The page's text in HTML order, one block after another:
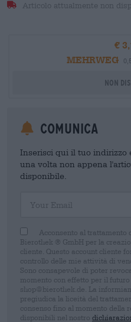
Articolo attualmente non
€
MEHRWEG
Non
Comunica
Inserisci qui il tuo indirizzo
una volta non appena
disponibile.
Acconsento al
Bierothek ® GmbH per la
cliente. Questo account cliente
controllo delle mie attività di
Sono consapevole di poter
momento con effetto per il
shop@bierothek.de. La
pregiudica la liceità del
consenso fino al momento della
disponibili nel nostro